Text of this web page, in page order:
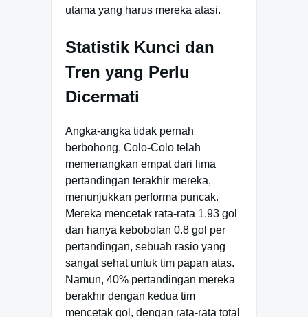
utama yang harus mereka atasi.
Statistik Kunci dan
Tren yang Perlu
Dicermati
Angka-angka tidak pernah
berbohong. Colo-Colo telah
memenangkan empat dari lima
pertandingan terakhir mereka,
menunjukkan performa puncak.
Mereka mencetak rata-rata 1.93 gol
dan hanya kebobolan 0.8 gol per
pertandingan, sebuah rasio yang
sangat sehat untuk tim papan atas.
Namun, 40% pertandingan mereka
berakhir dengan kedua tim
mencetak gol, dengan rata-rata total